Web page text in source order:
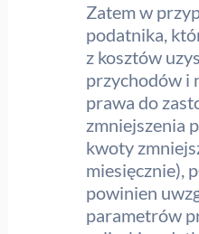
Zatem w
podatnika,
z kosztów
przychodów i
prawa do
zmniejszenia
kwoty
miesięcznie),
powinien
parametrów